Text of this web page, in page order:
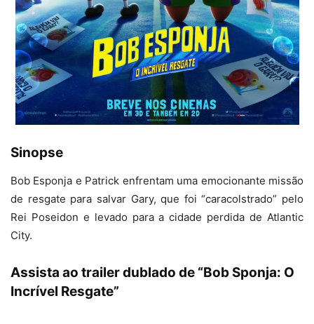
Sinopse
Bob Esponja e Patrick enfrentam uma emocionante missão
de resgate para salvar Gary, que foi “caracolstrado” pelo
Rei Poseidon e levado para a cidade perdida de Atlantic
City.
Assista ao trailer dublado de “Bob Sponja: O
Incrível Resgate”